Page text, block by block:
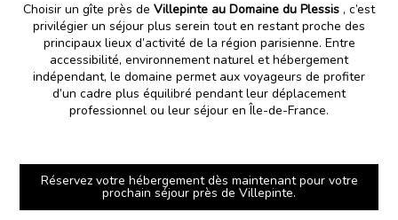
Choisir un gîte près de Villepinte au Domaine du Plessis , c’est
privilégier un séjour plus serein tout en restant proche des
principaux lieux d’activité de la région parisienne. Entre
accessibilité, environnement naturel et hébergement
indépendant, le domaine permet aux voyageurs de profiter
d’un cadre plus équilibré pendant leur déplacement
professionnel ou leur séjour en Île-de-France.
Réservez votre hébergement dès maintenant pour votre
prochain séjour près de Villepinte.